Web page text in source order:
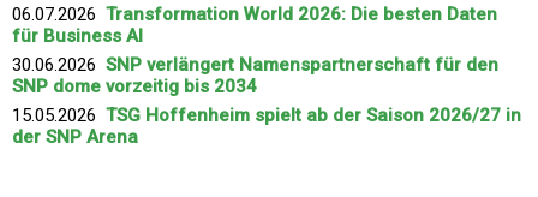
06.07.2026 Transformation World 2026: Die besten Daten
für Business AI
30.06.2026 SNP verlängert Namenspartnerschaft für den
SNP dome vorzeitig bis 2034
15.05.2026 TSG Hoffenheim spielt ab der Saison 2026/27 in
der SNP Arena